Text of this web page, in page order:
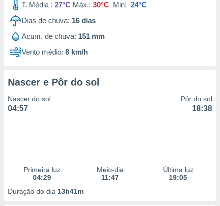
T. Média : 27°C Máx.: 30°C Min: 24°C
Dias de chuva: 16 dias
Acum. de chuva: 151 mm
Vento médio: 8 km/h
Nascer e Pôr do sol
Nascer do sol
04:57
Pôr do sol
18:38
Primeira luz
04:29
Meio-dia
11:47
Última luz
19:05
Duração do dia 13h41m